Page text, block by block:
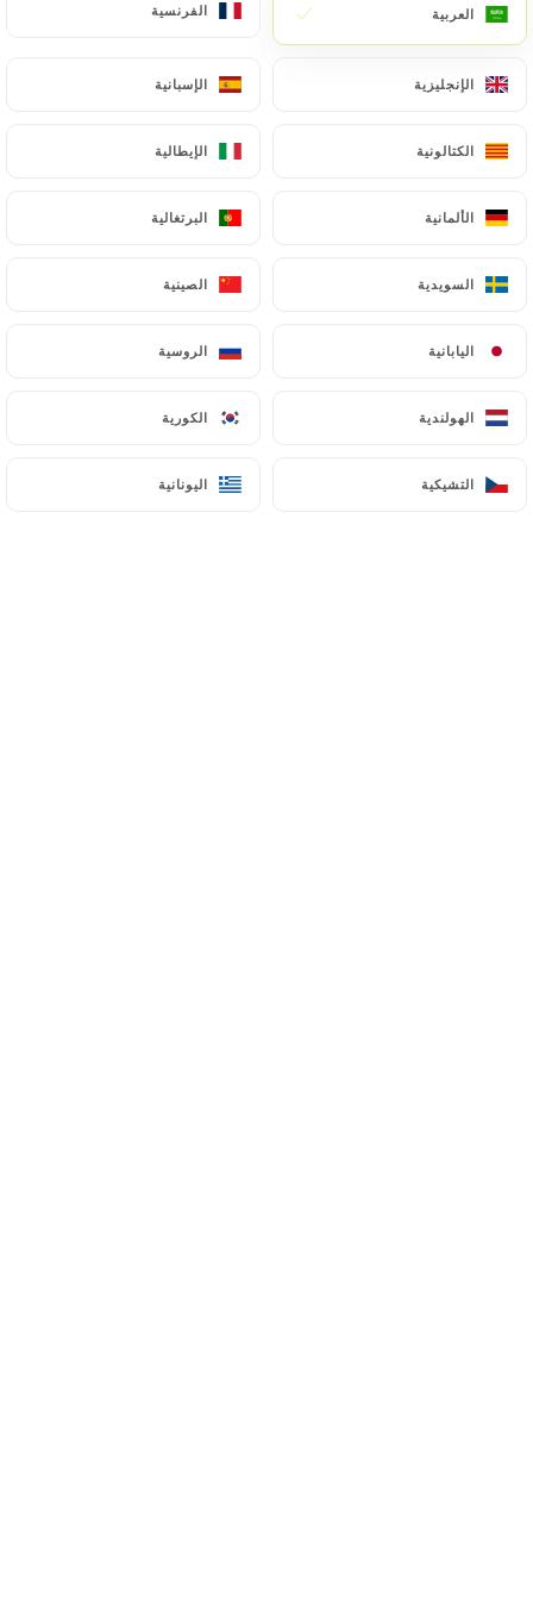
العربية الفرنسية
الإنجليزية الإسبانية
الكتالونية الإيطالية
الألمانية البرتغالية
السويدية الصينية
اليابانية الروسية
الهولندية الكورية
التشيكية اليونانية
العربية الفرنسية
الإنجليزية الإسبانية
الكتالونية الإيطالية
الألمانية البرتغالية
السويدية الصينية
اليابانية الروسية
الهولندية الكورية
التشيكية اليونانية